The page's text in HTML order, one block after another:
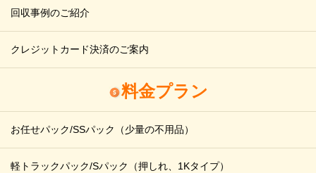
回収事例のご紹介
クレジットカード決済のご案内
料金プラン
お任せパック/SSパック （少量の不用品）
軽トラックパック/Sパック （押しれ、1Kタイプ）